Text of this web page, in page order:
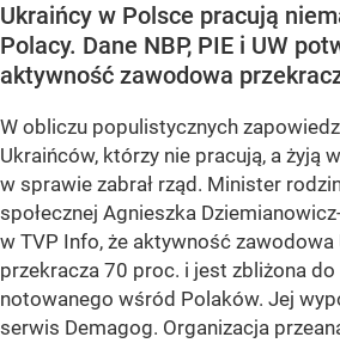
Ukraińcy w Polsce pracują
Polacy. Dane NBP, PIE i UW
aktywność zawodowa
W obliczu populistycznych
Ukraińców, którzy nie pracują, a żyją
w sprawie zabrał rząd. Minister
społecznej Agnieszka
w TVP Info, że aktywność
przekracza 70 proc. i jest zbliżona
notowanego wśród Polaków. Jej
serwis Demagog. Organizacja